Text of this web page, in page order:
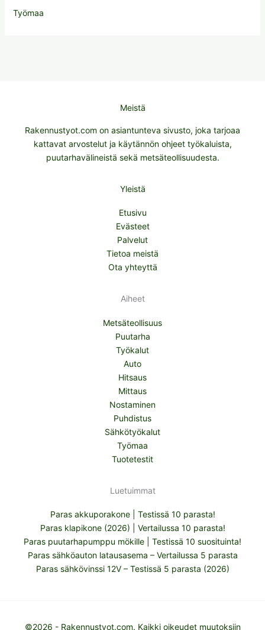
Työmaa
Meistä
Rakennustyot.com on asiantunteva sivusto, joka tarjoaa
kattavat arvostelut ja käytännön ohjeet työkaluista,
puutarhavälineistä sekä metsäteollisuudesta.
Yleistä
Etusivu
Evästeet
Palvelut
Tietoa meistä
Ota yhteyttä
Aiheet
Metsäteollisuus
Puutarha
Työkalut
Auto
Hitsaus
Mittaus
Nostaminen
Puhdistus
Sähkötyökalut
Työmaa
Tuotetestit
Luetuimmat
Paras akkuporakone | Testissä 10 parasta!
Paras klapikone (2026) | Vertailussa 10 parasta!
Paras puutarhapumppu mökille | Testissä 10 suosituinta!
Paras sähköauton latausasema – Vertailussa 5 parasta
Paras sähkövinssi 12V – Testissä 5 parasta (2026)
©2026 - Rakennustyot.com. Kaikki oikeudet muutoksiin